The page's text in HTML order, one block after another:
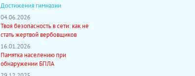
Достижения гимназии
04.06.2026
Твоя безопасность в сети: как не
стать жертвой вербовщиков
16.01.2026
Памятка населению при
обнаружении БПЛА